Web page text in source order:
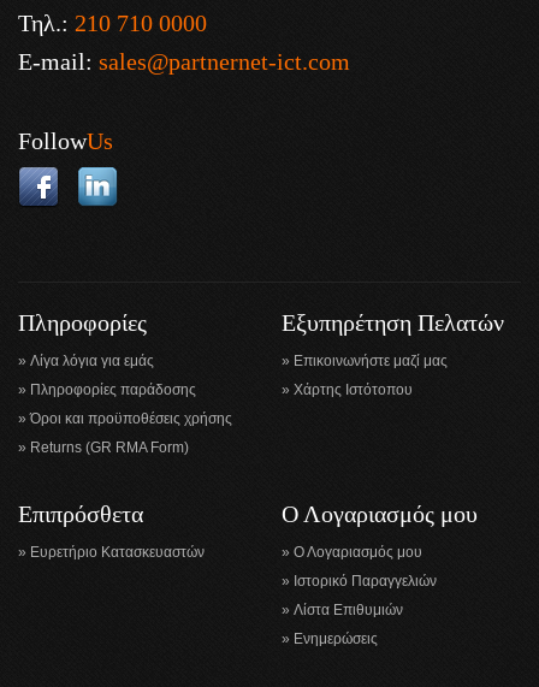
Τηλ.: 210 710 0000
E-mail: sales@partnernet-ict.com
FollowUs
Πληροφορίες
Λίγα λόγια για εμάς
Πληροφορίες παράδοσης
Όροι και προϋποθέσεις χρήσης
Returns (GR RMA Form)
Εξυπηρέτηση Πελατών
Επικοινωνήστε μαζί μας
Χάρτης Ιστότοπου
Επιπρόσθετα
Ευρετήριο Κατασκευαστών
Ο Λογαριασμός μου
Ο Λογαριασμός μου
Ιστορικό Παραγγελιών
Λίστα Επιθυμιών
Ενημερώσεις